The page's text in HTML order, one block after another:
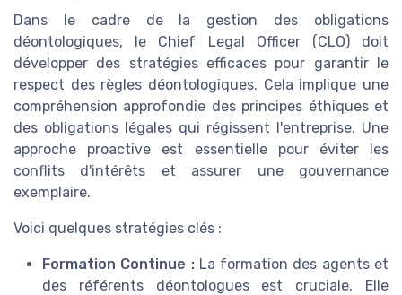
Dans le cadre de la gestion des obligations
déontologiques, le Chief Legal Officer (CLO) doit
développer des stratégies efficaces pour garantir le
respect des règles déontologiques. Cela implique une
compréhension approfondie des principes éthiques et
des obligations légales qui régissent l'entreprise. Une
approche proactive est essentielle pour éviter les
conflits d'intérêts et assurer une gouvernance
exemplaire.
Voici quelques stratégies clés :
Formation Continue :La formation des agents et
des référents déontologues est cruciale. Elle